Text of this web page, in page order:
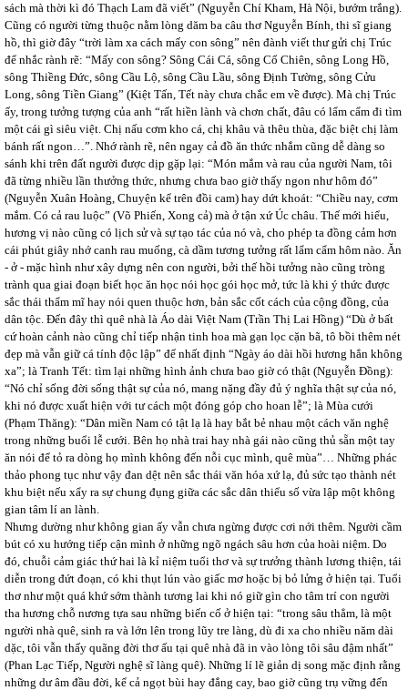
sách mà thời kì đó Thạch Lam đã viết” (Nguyễn Chí Kham, Hà Nội, bướm trắng).
Cũng có người từng thuộc nằm lòng dăm ba câu thơ Nguyễn Bính, thi sĩ giang
hồ, thì giờ đây “trời làm xa cách mấy con sông” nên đành viết thư gửi chị Trúc
để nhắc rành rẽ: “Mấy con sông? Sông Cái Cá, sông Cổ Chiên, sông Long Hồ,
sông Thiềng Đức, sông Cầu Lộ, sông Cầu Lầu, sông Định Tường, sông Cửu
Long, sông Tiền Giang” (Kiệt Tấn, Tết này chưa chắc em về được). Mà chị Trúc
ấy, trong tưởng tượng của anh “rất hiền lành và chơn chất, đâu có lẩm cẩm đi tìm
một cái gì siêu việt. Chị nấu cơm kho cá, chị khâu và thêu thùa, đặc biệt chị làm
bánh rất ngon…”. Nhớ rành rẽ, nên ngay cả đồ ăn thức nhắm cũng dễ dàng so
sánh khi trên đất người được dịp gặp lại: “Món mắm và rau của người Nam, tôi
đã từng nhiều lần thưởng thức, nhưng chưa bao giờ thấy ngon như hôm đó”
(Nguyễn Xuân Hoàng, Chuyện kể trên đồi cam) hay dứt khoát: “Chiều nay, cơm
mắm. Có cả rau luộc” (Võ Phiến, Xong cả) mà ở tận xứ Úc châu. Thế mới hiểu,
hương vị nào cũng có lịch sử và sự tạo tác của nó và, cho phép ta đồng cảm hơn
cái phút giây nhớ canh rau muống, cà dầm tương tưởng rất lẩm cẩm hôm nào. Ăn
- ở - mặc hình như xây dựng nên con người, bởi thế hồi tưởng nào cũng tròng
trành qua giai đoạn biết học ăn học nói học gói học mở, tức là khi ý thức được
sắc thái thẩm mĩ hay nói quen thuộc hơn, bản sắc cốt cách của cộng đồng, của
dân tộc. Đến đây thì quê nhà là Áo dài Việt Nam (Trần Thị Lai Hồng) “Dù ở bất
cứ hoàn cảnh nào cũng chỉ tiếp nhận tinh hoa mà gạn lọc cặn bã, tô bồi thêm nét
đẹp mà vẫn giữ cá tính độc lập” để nhất định “Ngày áo dài hồi hương hẳn không
xa”; là Tranh Tết: tìm lại những hình ảnh chưa bao giờ có thật (Nguyễn Đồng):
“Nó chỉ sống đời sống thật sự của nó, mang nặng đầy đủ ý nghĩa thật sự của nó,
khi nó được xuất hiện với tư cách một đóng góp cho hoan lễ”; là Mùa cưới
(Phạm Thăng): “Dân miền Nam có tật lạ là hay bắt bẻ nhau một cách văn nghệ
trong những buổi lễ cưới. Bên họ nhà trai hay nhà gái nào cũng thủ sẵn một tay
ăn nói để tỏ ra dòng họ mình không đến nỗi cục mình, quê mùa”… Những phác
thảo phong tục như vậy đan dệt nên sắc thái văn hóa xứ lạ, đủ sức tạo thành nét
khu biệt nếu xẩy ra sự chung đụng giữa các sắc dân thiểu số vừa lập một không
gian tâm lí an lành.
Nhưng dường như không gian ấy vẫn chưa ngừng được cơi nới thêm. Người cầm
bút có xu hướng tiếp cận mình ở những ngõ ngách sâu hơn của hoài niệm. Do
đó, chuỗi cảm giác thứ hai là kỉ niệm tuổi thơ và sự trưởng thành lương thiện, tái
diễn trong đứt đoạn, có khi thụt lún vào giấc mơ hoặc bị bỏ lửng ở hiện tại. Tuổi
thơ như một quá khứ sớm thành tương lai khi nó giữ gìn cho tâm trí con người
tha hương chỗ nương tựa sau những biến cố ở hiện tại: “trong sâu thẳm, là một
người nhà quê, sinh ra và lớn lên trong lũy tre làng, dù đi xa cho nhiều năm dài
dặc, tôi vẫn thấy quãng đời thơ ấu tại quê nhà đã in vào lòng tôi sâu đậm nhất”
(Phan Lạc Tiếp, Người nghệ sĩ làng quê). Những lí lẽ giản dị song mặc định rằng
những dư âm đầu đời, kể cả ngọt bùi hay đắng cay, bao giờ cũng trụ vững đến